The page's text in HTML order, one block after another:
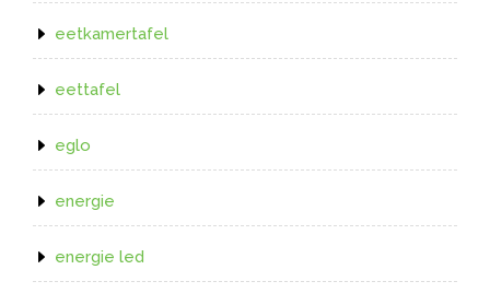
eetkamertafel
eettafel
eglo
energie
energie led